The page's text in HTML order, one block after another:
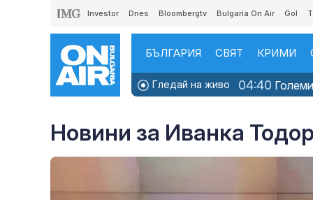
Investor Dnes Bloombergtv Bulgaria On Air Gol
БЪЛГАРИЯ СВЯТ КРИМИ
Гледай на живо 04:40
Новини за Иванка